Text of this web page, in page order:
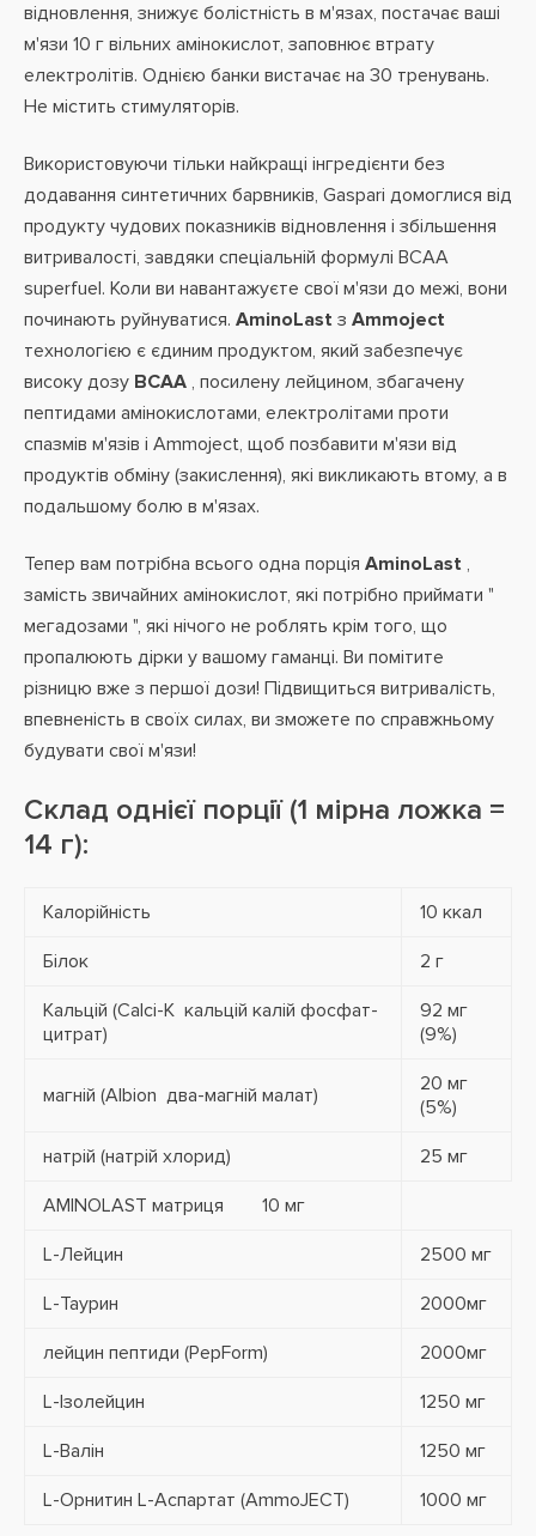
відновлення, знижує болістність в м'язах, постачає ваші
м'язи 10 г вільних амінокислот, заповнює втрату
електролітів. Однією банки вистачає на 30 тренувань.
Не містить стимуляторів.
Використовуючи тільки найкращі інгредієнти без
додавання синтетичних барвників, Gaspari домоглися від
продукту чудових показників відновлення і збільшення
витривалості, завдяки спеціальній формулі BCAA
superfuel. Коли ви навантажуєте свої м'язи до межі, вони
починають руйнуватися. AminoLast з Ammoject
технологією є єдиним продуктом, який забезпечує
високу дозу ВСАА , посилену лейцином, збагачену
пептидами амінокислотами, електролітами проти
спазмів м'язів і Ammoject, щоб позбавити м'язи від
продуктів обміну (закислення), які викликають втому, а в
подальшому болю в м'язах.
Тепер вам потрібна всього одна порція AminoLast ,
замість звичайних амінокислот, які потрібно приймати "
мегадозами ", які нічого не роблять крім того, що
пропалюють дірки у вашому гаманці. Ви помітите
різницю вже з першої дози! Підвищиться витривалість,
впевненість в своїх силах, ви зможете по справжньому
будувати свої м'язи!
Склад однієї порції (1 мірна ложка =
14 г):
Калорійність 10 ккал
Білок 2 г
Кальцій (Calci-K кальцій калій фосфат-
цитрат)
92 мг
(9%)
магній (Albion два-магній малат)
20 мг
(5%)
натрій (натрій хлорид) 25 мг
AMINOLAST матриця 10 мг
L-Лейцин 2500 мг
L-Таурин 2000мг
лейцин пептиди (PepForm) 2000мг
L-Ізолейцин 1250 мг
L-Валін 1250 мг
L-Орнитин L-Аспартат (AmmoJECT) 1000 мг